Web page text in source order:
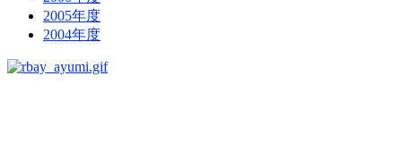
2005年度
2004年度